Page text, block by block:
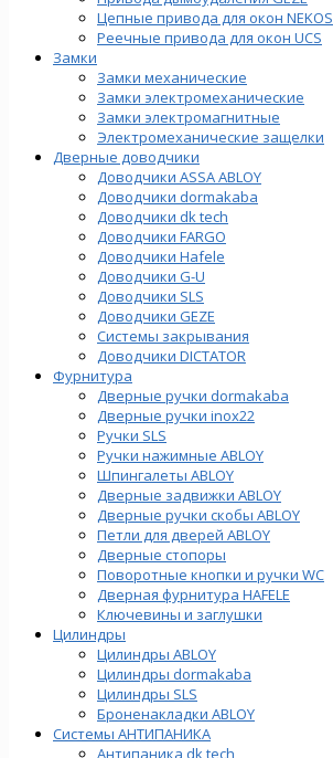
Цепные привода для окон NEKOS
Реечные привода для окон UСS
Замки
Замки механические
Замки электромеханические
Замки электромагнитные
Электромеханические защелки
Дверные доводчики
Доводчики ASSA ABLOY
Доводчики dormakaba
Доводчики dk tech
Доводчики FARGO
Доводчики Hafele
Доводчики G-U
Доводчики SLS
Доводчики GEZE
Cистемы закрывания
Доводчики DICTATOR
Фурнитура
Дверные ручки dormakaba
Дверные ручки inox22
Ручки SLS
Ручки нажимные ABLOY
Шпингалеты ABLOY
Дверные задвижки ABLOY
Дверные ручки скобы ABLOY
Петли для дверей ABLOY
Дверные стопоры
Поворотные кнопки и ручки WC
Дверная фурнитура HAFELE
Ключевины и заглушки
Цилиндры
Цилиндры ABLOY
Цилиндры dormakaba
Цилиндры SLS
Броненакладки ABLOY
Системы АНТИПАНИКА
Антипаника dk tech